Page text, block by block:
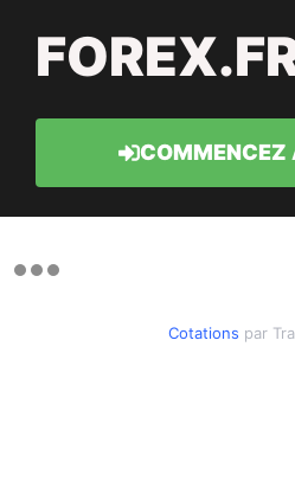
COMMENCEZ
Cotations par